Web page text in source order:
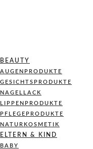
BEAUTY
AUGENPRODUKTE
GESICHTSPRODUKTE
NAGELLACK
LIPPENPRODUKTE
PFLEGEPRODUKTE
NATURKOSMETIK
ELTERN & KIND
BABY